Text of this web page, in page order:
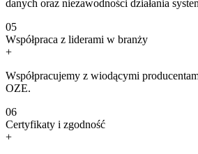
danych oraz niezawodności działania
05
Współpraca z liderami w branży
+
Współpracujemy z wiodącymi
OZE.
06
Certyfikaty i zgodność
+